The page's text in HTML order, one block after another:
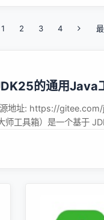
1 2 3 4
的通用Java
地址: https://
师工具箱）是一个基于
和基础组件支持。 项目